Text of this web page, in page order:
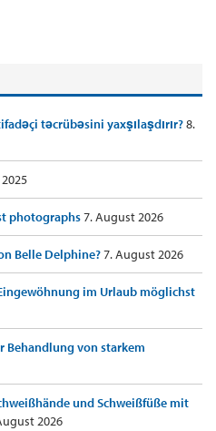
təcrübəsini yaxşılaşdırır?8.
photographs7. August 2026
Belle Delphine?7. August 2026
im Urlaub möglichst
Behandlung von starkem
und Schweißfüße mit
2026